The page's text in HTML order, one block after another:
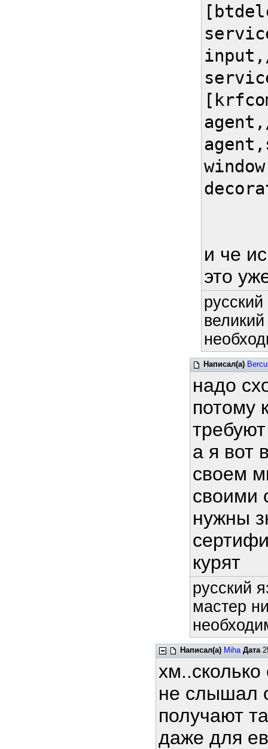
и че
это
Написал(а)
надо
потому
требуют
а я вот
своем
своими
нужны
курят
русский
мастер
Написал(а) Miha Дата
не слышал
получают
даже для